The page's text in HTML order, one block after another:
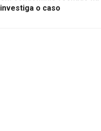
investiga o caso